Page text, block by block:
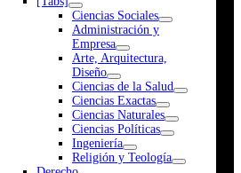
Ciencias Sociales
Administración y
Empresa
Arte, Arquitectura,
Diseño
Ciencias de la Salud
Ciencias Exactas
Ciencias Naturales
Ciencias Políticas
Ingeniería
Religión y Teología